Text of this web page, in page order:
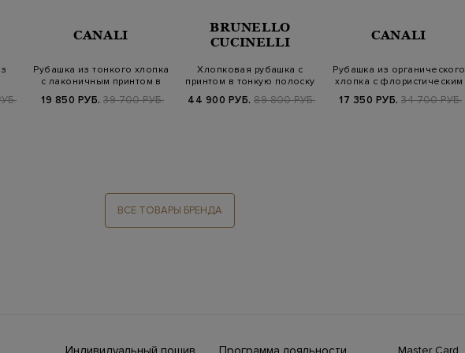
CANALI
Рубашка из тонкого хлопка
с лаконичным принтом в
19 850 РУБ. 39 700 РУБ.
BRUNELLO
CUCINELLI
Хлопковая рубашка с
принтом в тонкую полоску
44 900 РУБ. 89 800 РУБ.
CANALI
Рубашка из органического
хлопка с флористическим
17 350 РУБ. 34 700 РУБ.
ВСЕ ТОВАРЫ БРЕНДА
Master Card